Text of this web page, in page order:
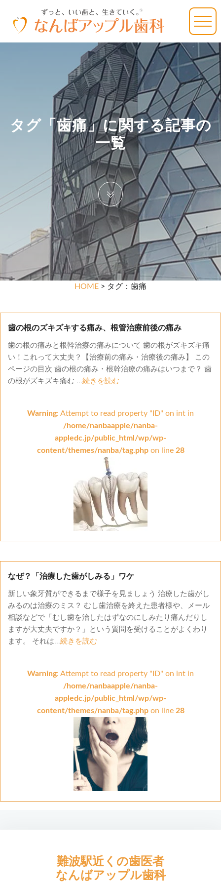
タグ「歯痛」に関する記事の
一覧
HOME > タグ：歯痛
歯の根のズキズキする痛み、根管治療前後の痛み
歯の根の痛みと根幹治療の痛みについて 歯の根がズキズキ痛
い！これって大丈夫？【治療前の痛み・治療後の痛み】 この
ページの目次 歯の根の痛み・根幹治療の痛みはいつまで？ 歯
の根がズキズキ痛む ...続きを読む
Warning: Attempt to read property "ID" on int in
/home/nanbaapple/nanba-
appledc.jp/public_html/wp/wp-
content/themes/nanba/tag.phpon line 28
なぜ？「治療した歯がしみる」ワケ
新しい象牙質ができるまで様子を見ましょう 治療した歯がし
みるのは治療のミス？ むし歯治療を終えた患者様や、メール
相談などで「むし歯を治したはずなのにしみたり痛んだりし
ますが大丈夫ですか？」という質問を受けることがよくわり
ます。 それは...続きを読む
Warning: Attempt to read property "ID" on int in
/home/nanbaapple/nanba-
appledc.jp/public_html/wp/wp-
content/themes/nanba/tag.phpon line 28
難波駅近くの歯医者
なんばアップル歯科